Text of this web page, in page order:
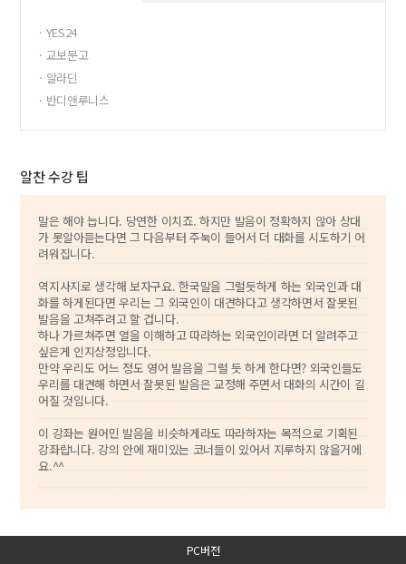
· YES24
· 교보문고
· 알라딘
· 반디앤루니스
알찬 수강 팁
말은 해야 늡니다. 당연한 이치죠. 하지만 발음이 정확하지 않아 상대
가 못알아듣는다면 그 다음부터 주눅이 들어서 더 대화를 시도하기 어
려워집니다.
역지사지로 생각해 보자구요. 한국말을 그럴듯하게 하는 외국인과 대
화를 하게된다면 우리는 그 외국인이 대견하다고 생각하면서 잘못된
발음을 고쳐주려고 할 겁니다.
하나 가르쳐주면 열을 이해하고 따라하는 외국인이라면 더 알려주고
싶은게 인지상정입니다.
만약 우리도 어느 정도 영어 발음을 그럴 듯 하게 한다면? 외국인들도
우리를 대견해 하면서 잘못된 발음은 교정해 주면서 대화의 시간이 길
어질 것입니다.
이 강좌는 원어민 발음을 비슷하게라도 따라하자는 목적으로 기획된
강좌랍니다. 강의 안에 재미있는 코너들이 있어서 지루하지 않을거에
요.^^
PC버전